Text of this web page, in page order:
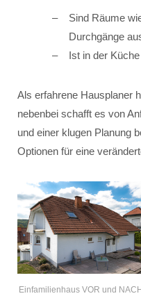
Sind Räume
Durchgänge
Ist in der
Als erfahrene Hausplaner
nebenbei schafft es von
und einer klugen Planung
Optionen für eine
Einfamilienhaus VOR und